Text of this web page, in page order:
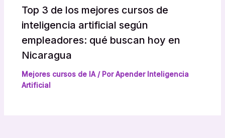
Top 3 de los mejores cursos de
inteligencia artificial según
empleadores: qué buscan hoy en
Nicaragua
Mejores cursos de IA/ PorApender Inteligencia
Artificial